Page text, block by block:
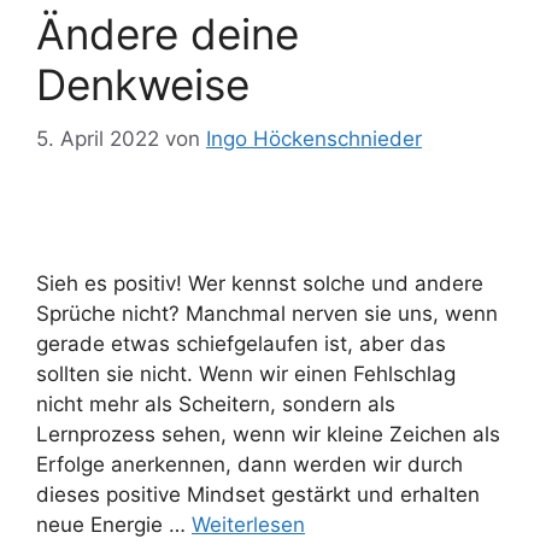
Ändere deine
Denkweise
5. April 2022 von Ingo Höckenschnieder
Sieh es positiv! Wer kennst solche und andere
Sprüche nicht? Manchmal nerven sie uns, wenn
gerade etwas schiefgelaufen ist, aber das
sollten sie nicht. Wenn wir einen Fehlschlag
nicht mehr als Scheitern, sondern als
Lernprozess sehen, wenn wir kleine Zeichen als
Erfolge anerkennen, dann werden wir durch
dieses positive Mindset gestärkt und erhalten
neue Energie … Weiterlesen